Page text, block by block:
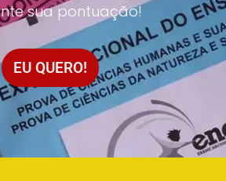
sua pontuação!
EU QUERO!